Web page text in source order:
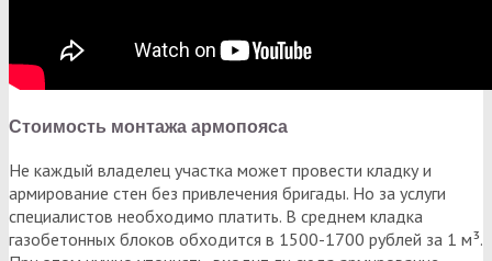
Стоимость монтажа армопояса
Не каждый владелец участка может провести кладку и
армирование стен без привлечения бригады. Но за услуги
специалистов необходимо платить. В среднем кладка
газобетонных блоков обходится в 1500-1700 рублей за 1 м³.